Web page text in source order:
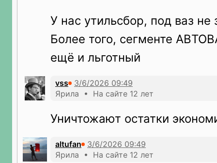
У нас утильсбор, под ваз не
Более того, сегменте
ещё и льготный
vss
Ярила • На сайте 12 лет
Уничтожают остатки
altufan
Ярила • На сайте 12 лет